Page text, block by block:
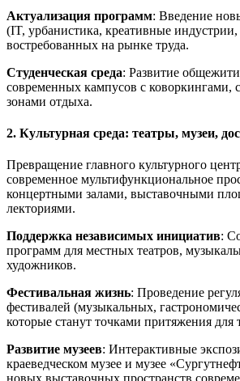
Актуализация программ: Введение
(IT, урбанистика, креативные индустрии,
востребованных на рынке труда.
Студенческая среда: Развитие
современных кампусов с коворкингами,
зонами отдыха.
2. Культурная среда: театры, музеи,
Превращение главного культурного
современное мультифункциональное
концертными залами, выставочными
лекториями.
Поддержка независимых инициатив:
программ для местных театров,
художников.
Фестивальная жизнь: Проведение
фестивалей (музыкальных,
которые станут точками притяжения для
Развитие музеев: Интерактивные
краеведческом музее и музее
новых выставочных пространств